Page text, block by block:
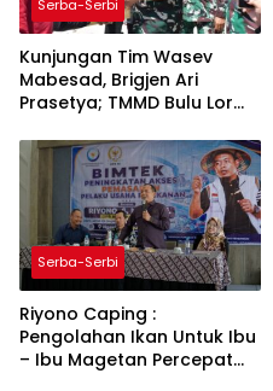
Serba-Serbi
Kunjungan Tim Wasev
Mabesad, Brigjen Ari
Prasetya; TMMD Bulu Lor
untuk Masyarakat
Serba-Serbi
Riyono Caping :
Pengolahan Ikan Untuk Ibu
– Ibu Magetan Percepat